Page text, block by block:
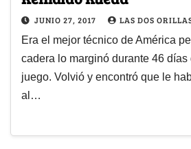
JUNIO 27, 2017 LAS DOS
Era el mejor técnico de América
cadera lo marginó durante 46
juego. Volvió y encontró que le
al…